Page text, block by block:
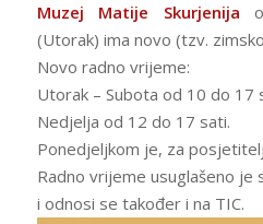
Muzej Matije Skurjenija
(Utorak) ima novo (tzv.
Novo radno vrijeme:
Utorak – Subota od 10 do 17
Nedjelja od 12 do 17 sati.
Ponedjeljkom je, za
Radno vrijeme usuglašeno je
i odnosi se također i na TIC.